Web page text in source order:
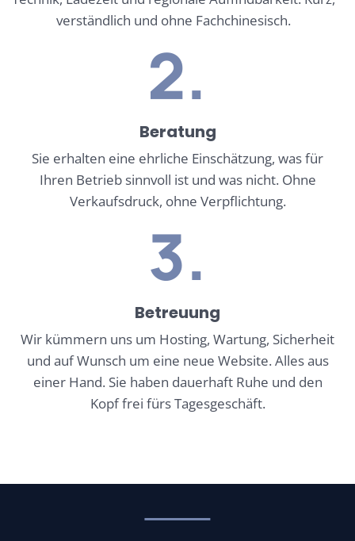
verständlich und ohne Fachchinesisch.
2.
Beratung
Sie erhalten eine ehrliche Einschätzung, was für
Ihren Betrieb sinnvoll ist und was nicht. Ohne
Verkaufsdruck, ohne Verpflichtung.
3.
Betreuung
Wir kümmern uns um Hosting, Wartung, Sicherheit
und auf Wunsch um eine neue Website. Alles aus
einer Hand. Sie haben dauerhaft Ruhe und den
Kopf frei fürs Tagesgeschäft.